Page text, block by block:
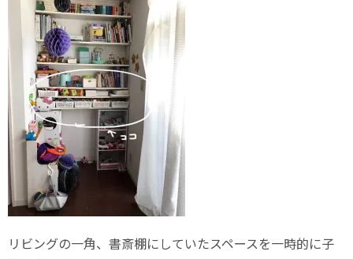
リビングの一角、書斎棚にしていたスペースを一時的に子